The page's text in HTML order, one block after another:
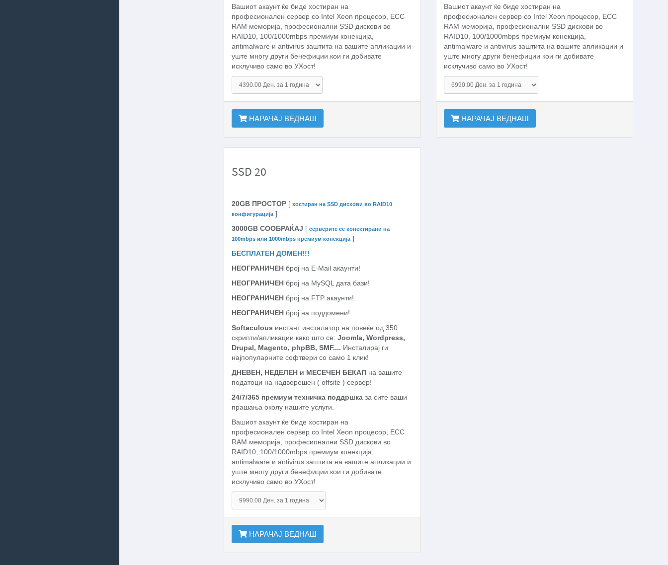
Вашиот акаунт ќе биде хостиран на
професионален сервер со Intel Xeon процесор, ECC
RAM меморија, професионални SSD дискови во
RAID10, 100/1000mbps премиум конекција,
antimalware и antivirus заштита на вашите апликации и
уште многу други бенефиции кои ги добивате
исклучиво само во УХост!
НАРАЧАЈ ВЕДНАШ
Вашиот акаунт ќе биде хостиран на
професионален сервер со Intel Xeon процесор, ECC
RAM меморија, професионални SSD дискови во
RAID10, 100/1000mbps премиум конекција,
antimalware и antivirus заштита на вашите апликации и
уште многу други бенефиции кои ги добивате
исклучиво само во УХост!
НАРАЧАЈ ВЕДНАШ
SSD 20
20GB ПРОСТОР [хостиран на SSD дискови во RAID10
конфигурација ]
3000GB СООБРАЌАЈ [серверите се конектирани на
100mbps или 1000mbps премиум конекција ]
БЕСПЛАТЕН ДОМЕН!!!
НЕОГРАНИЧЕНброј на E-Mail акаунти!
НЕОГРАНИЧЕНброј на MySQL дата бази!
НЕОГРАНИЧЕНброј на FTP акаунти!
НЕОГРАНИЧЕНброј на поддомени!
Softaculous инстант инсталатор на повеќе од 350
скрипти/апликации како што се:Joomla, Wordpress,
Drupal, Magento, phpBB, SMF.... Инсталирај ги
најпопуларните софтвери со само 1 клик!
ДНЕВЕН, НЕДЕЛЕН и МЕСЕЧЕН БЕКАП на вашите
податоци на надворешен ( offsite ) сервер!
24/7/365 премиум техничка поддршка за сите ваши
прашања околу нашите услуги.
Вашиот акаунт ќе биде хостиран на
професионален сервер со Intel Xeon процесор, ECC
RAM меморија, професионални SSD дискови во
RAID10, 100/1000mbps премиум конекција,
antimalware и antivirus заштита на вашите апликации и
уште многу други бенефиции кои ги добивате
исклучиво само во УХост!
НАРАЧАЈ ВЕДНАШ